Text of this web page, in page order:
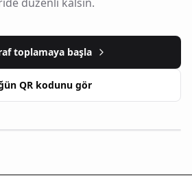
toplamaya başla
QR kodunu gör